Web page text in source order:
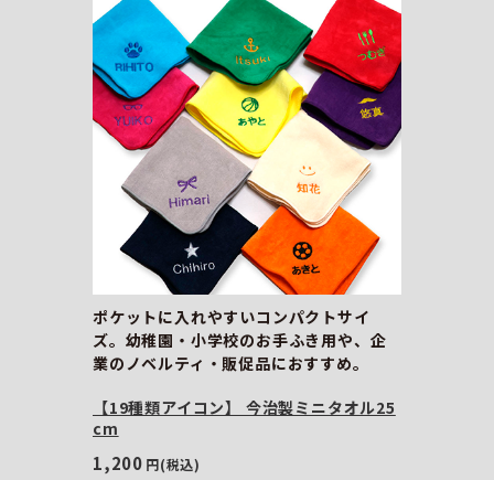
ポケットに入れやすいコンパクトサイ
ズ。幼稚園・小学校のお手ふき用や、企
業のノベルティ・販促品におすすめ。
【19種類アイコン】 今治製ミニタオル25
cm
1,200 円(税込)